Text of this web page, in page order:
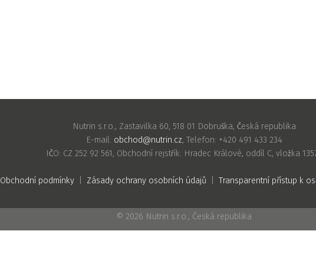
Nutrin s.r.o., Zastavilka 60, 518 01 Dobruška, Česká republika
E-mail: obchod@nutrin.cz, Telefon: +420 491 433 234
IČO: CZ 252 92 561, Obchodní rejstřík: Hradec Králové, oddíl C, vložka
Obchodní podmínky Zásady ochrany osobních údajů Transparentní přístup k
© 2026 Nutrin s.r.o., Česká republika